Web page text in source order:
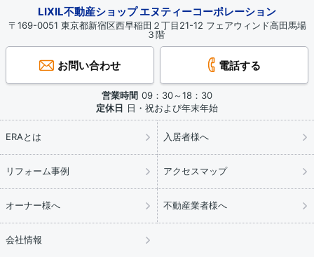
LIXIL不動産ショップ エヌティーコーポレーション
〒169-0051 東京都新宿区西早稲田２丁目21-12 フェアウィンド高田馬場
３階
お問い合わせ 電話する
営業時間 09：30～18：30
定休日 日・祝および年末年始
ERAとは 入居者様へ
リフォーム事例 アクセスマップ
オーナー様へ 不動産業者様へ
会社情報